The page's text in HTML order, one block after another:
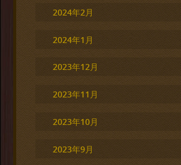
2024年2月
2024年1月
2023年12月
2023年11月
2023年10月
2023年9月